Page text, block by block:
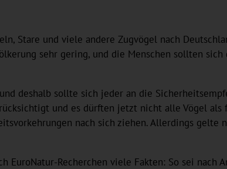
Stare und viele andere Zugvögel nach
sehr gering, und die Menschen sollten
deshalb sollte sich jeder an die
und es dürften jetzt nicht alle Vögel als
nach sich ziehen. Allerdings gelte
EuroNatur-Recherchen viele Fakten: So sei nach